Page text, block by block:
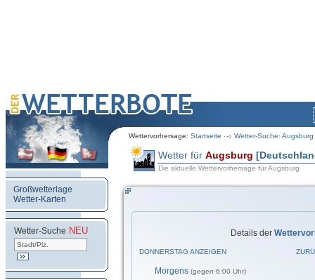
Wettervorhersage: Startseite Wetter-Suche: Augsburg
Großwetterlage
Wetter-Karten
Wetter-Suche NEU
Wetter für Augsburg
Die aktuelle Wettervorhersage für Augsburg
Details der
DONNERSTAG ANZEIGEN
Morgens (gegen 6:00 Uhr)